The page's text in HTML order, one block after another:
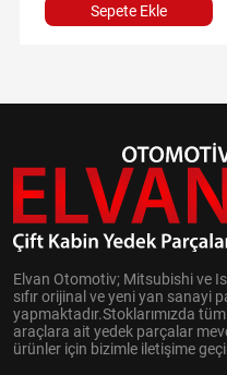
Sepete Ekle
Elvan Otomotiv; Mitsubishi ve
sıfır orijinal ve yeni yan sanayi
yapmaktadır.Stoklarımızda
araçlara ait yedek parçalar
ürünler için bizimle iletişime